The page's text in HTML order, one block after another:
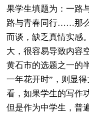
果学生填题为：一路
路与青春同行……那
而谈，缺乏真情实感
大，很容易导致内容
黄石市的选题之一的
一年花开时”，则显
看，如果学生的写作
但是作为中学生，普